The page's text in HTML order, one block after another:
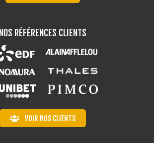
NOS RÉFÉRENCES CLIENTS
VOIR NOS CLIENTS